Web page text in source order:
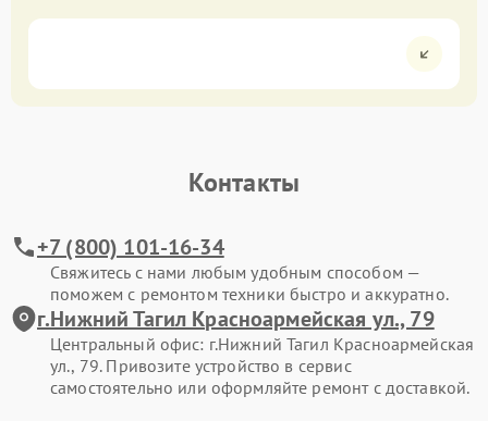
Контакты
+7 (800) 101-16-34
Свяжитесь с нами любым удобным способом —
поможем с ремонтом техники быстро и аккуратно.
г.Нижний Тагил Красноармейская ул., 79
Центральный офис: г.Нижний Тагил Красноармейская
ул., 79. Привозите устройство в сервис
самостоятельно или оформляйте ремонт с доставкой.